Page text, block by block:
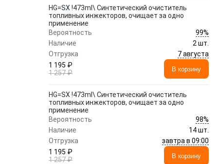
HG=SX !473ml\ Синтетический очиститель
топливных инжекторов, очищает за одно
применение
Вероятность
99%
Наличие
2 шт.
Отгрузка
7 августа
1 195 ₽
1 257 ₽
В корзину
HG=SX !473ml\ Синтетический очиститель
топливных инжекторов, очищает за одно
применение
Вероятность
98%
Наличие
14 шт.
Отгрузка
завтра в 09:00
1 195 ₽
1 257 ₽
В корзину